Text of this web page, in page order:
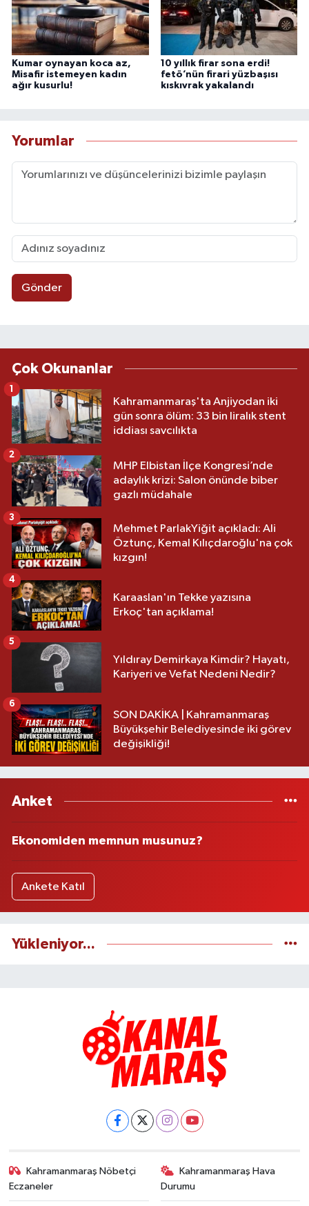
Kumar oynayan koca az,
Misafir istemeyen kadın
ağır kusurlu!
10 yıllık firar sona erdi!
fetö’nün firari yüzbaşısı
kıskıvrak yakalandı
Yorumlar
Gönder
Çok Okunanlar
Kahramanmaraş'ta Anjiyodan iki
gün sonra ölüm: 33 bin liralık stent
iddiası savcılıkta
1
MHP Elbistan İlçe Kongresi’nde
adaylık krizi: Salon önünde biber
gazlı müdahale
2
Mehmet ParlakYiğit açıkladı: Ali
Öztunç, Kemal Kılıçdaroğlu'na çok
kızgın!
3
Karaaslan'ın Tekke yazısına
Erkoç'tan açıklama!
4
Yıldıray Demirkaya Kimdir? Hayatı,
Kariyeri ve Vefat Nedeni Nedir?
5
SON DAKİKA | Kahramanmaraş
Büyükşehir Belediyesinde iki görev
değişikliği!
6
Anket
Ekonomiden memnun musunuz?
Ankete Katıl
Yükleniyor...
Kahramanmaraş Nöbetçi
Eczaneler
Kahramanmaraş Hava
Durumu